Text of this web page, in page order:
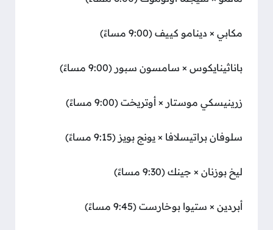
مكابي × دينامو كييف (9:00 مساءً)
باناثينايكوس × سامسون سبور (9:00 مساءً)
زرينيسكي موستار × أوتريخت (9:00 مساءً)
سلوفان براتيسلافا × يونج بويز (9:15 مساءً)
ليخ بوزنان × جينك (9:30 مساءً)
أبردين × ستيوا بوخارست (9:45 مساءً)